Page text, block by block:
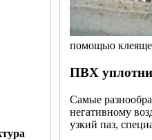
помощью
ПВХ
Самые
негативному
узкий паз,